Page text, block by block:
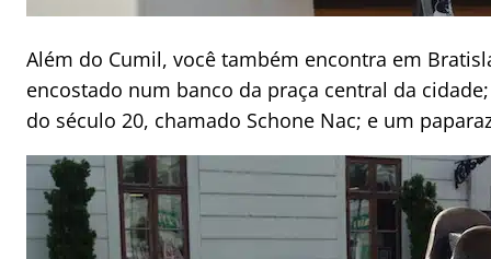
Além do Cumil, você também encontra em
encostado num banco da praça central da
do século 20, chamado Schone Nac; e um